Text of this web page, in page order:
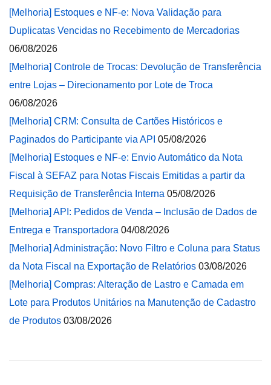
[Melhoria] Estoques e NF-e: Nova Validação para
Duplicatas Vencidas no Recebimento de Mercadorias
06/08/2026
[Melhoria] Controle de Trocas: Devolução de Transferência
entre Lojas – Direcionamento por Lote de Troca
06/08/2026
[Melhoria] CRM: Consulta de Cartões Históricos e
Paginados do Participante via API 05/08/2026
[Melhoria] Estoques e NF-e: Envio Automático da Nota
Fiscal à SEFAZ para Notas Fiscais Emitidas a partir da
Requisição de Transferência Interna 05/08/2026
[Melhoria] API: Pedidos de Venda – Inclusão de Dados de
Entrega e Transportadora 04/08/2026
[Melhoria] Administração: Novo Filtro e Coluna para Status
da Nota Fiscal na Exportação de Relatórios 03/08/2026
[Melhoria] Compras: Alteração de Lastro e Camada em
Lote para Produtos Unitários na Manutenção de Cadastro
de Produtos 03/08/2026